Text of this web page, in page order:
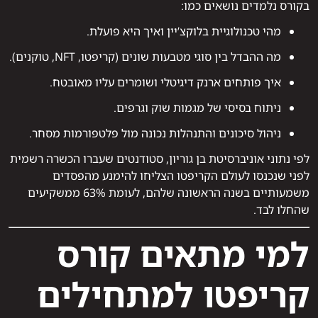
בקורס נלמדים נושאים כמו:
מהי טכנולוגיית בלוקצ’יין ואיך היא פועלת.
מה ההבדל בין סוגי מטבעות שונים (קריפטו, NFT, טוקנים).
איך פותחים ארנק דיגיטלי ושומרים עליו מאובטח.
ניתוח בסיסי של מגמות שוק וגרפים.
ניהול סיכונים והתנהלות נכונה מול פלטפורמות מסחר.
לפי נתוני אוניברסיטת בן גוריון, סטודנטים שעברו הכשרה רשמית
לפני שנכנסו לעולם הקריפטו הצליחו להימנע מהפסדים
משמעותיים בשנה הראשונה שלהם, לעומת 63% ממשקיעים
שהחלו לבד.
למי מתאים קורס
קריפטו למתחילים